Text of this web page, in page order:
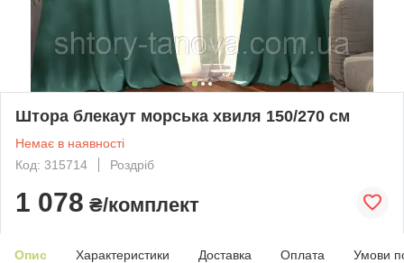
Штора блекаут морська хвиля 150/270 см
Немає в наявності
Код: 315714
Роздріб
1 078 ₴/комплект
Опис Характеристики Доставка Оплата Умови